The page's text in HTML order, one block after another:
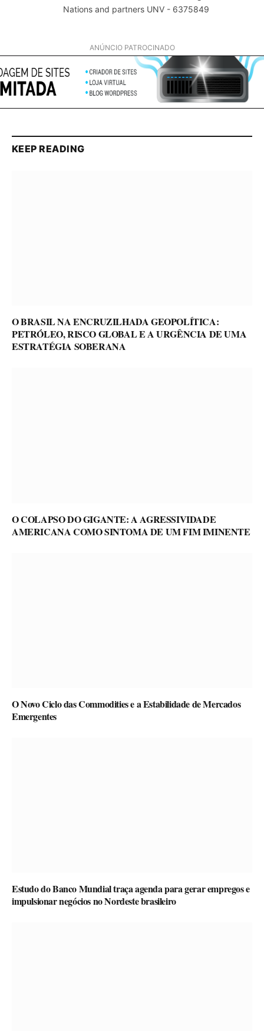
Nations and partners UNV - 6375849
ANÚNCIO PATROCINADO
KEEP READING
O BRASIL NA ENCRUZILHADA GEOPOLÍTICA:
PETRÓLEO, RISCO GLOBAL E A URGÊNCIA DE UMA
ESTRATÉGIA SOBERANA
O COLAPSO DO GIGANTE: A AGRESSIVIDADE
AMERICANA COMO SINTOMA DE UM FIM IMINENTE
O Novo Ciclo das Commodities e a Estabilidade de Mercados
Emergentes
Estudo do Banco Mundial traça agenda para gerar empregos e
impulsionar negócios no Nordeste brasileiro